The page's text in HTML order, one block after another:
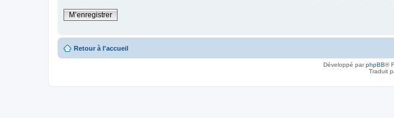
M’enregistrer
Retour à l'accueil
Développé parphpBB®
Traduit